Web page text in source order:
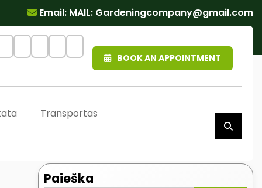
Email: MAIL: Gardeningcompany@gmail.com
BOOK AN APPOINTMENT
Transportas
Paieška